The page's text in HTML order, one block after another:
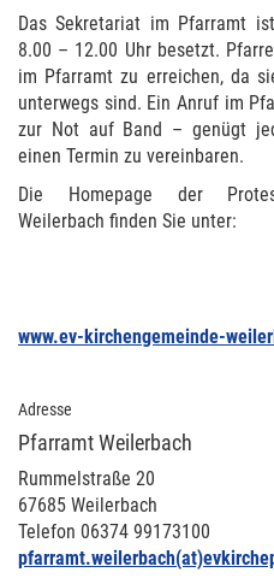
Das Sekretariat im Pfarramt
8.00 – 12.00 Uhr besetzt.
im Pfarramt zu erreichen, da
unterwegs sind. Ein Anruf im
zur Not auf Band – genügt
einen Termin zu vereinbaren.
Die Homepage der
Weilerbach finden Sie unter:
www.ev-kirchengemeinde-
Adresse
Pfarramt Weilerbach
Rummelstraße 20
67685 Weilerbach
Telefon 06374 99173100